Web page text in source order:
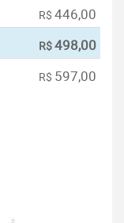
R$ 446,00
R$498,00
R$ 597,00